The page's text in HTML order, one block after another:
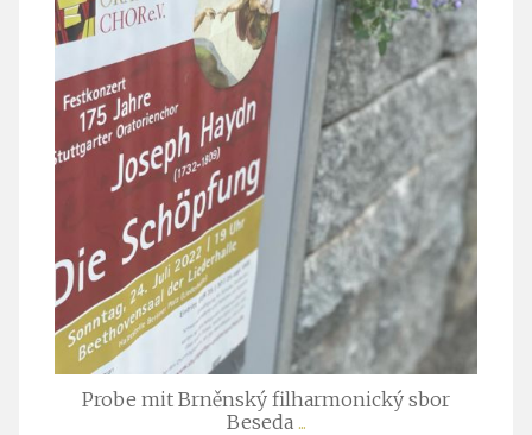
Probe mit Brněnský filharmonický sbor
Beseda ...